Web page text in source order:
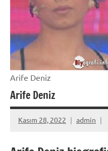
Arife Deniz
Arife Deniz
Kasım 28, 2022 admin